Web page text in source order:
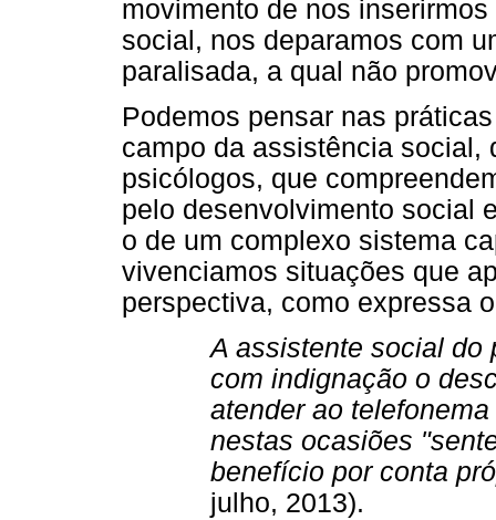
movimento de nos
social, nos deparamos com
paralisada, a qual não
Podemos pensar nas
campo da assistência social,
psicólogos, que
pelo desenvolvimento social
o de um complexo sistema
vivenciamos situações que
perspectiva, como expressa
A assistente social do
com indignação o
atender ao
nestas ocasiões
benefício por conta
julho, 2013).